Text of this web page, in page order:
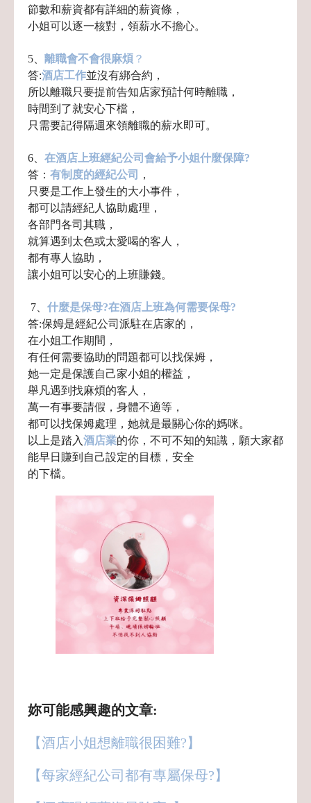
節數和薪資都有詳細的薪資條，
小姐可以逐一核對，領薪水不擔心。
5、 離職會不會很麻煩 ？
答:酒店工作並沒有綁合約，
所以離職只要提前告知店家預計何時離職，
時間到了就安心下檔，
只需要記得隔週來領離職的薪水即可。
6、 在酒店上班經紀公司會給予小姐什麼保障?
答： 有制度的經紀公司
，
只要是工作上發生的大小事件，
都可以請經紀人協助處理，
各部門各司其職，
就算遇到太色或太愛喝的客人，
都有專人協助，
讓小姐可以安心的上班賺錢。
7、 什麼是保母?在酒店上班為何需要保母?
答:保姆是經紀公司派駐在店家的，
在小姐工作期間，
有任何需要協助的問題都可以找保姆，
她一定是保護自己家小姐的權益，
舉凡遇到找麻煩的客人，
萬一有事要請假，身體不適等，
都可以找保姆處理，她就是最關心你的媽咪。
以上是踏入酒店業的你，不可不知的知識，願大家都
能早日賺到自己設定的目標，安全
的下檔。
妳可能感興趣的文章:
【酒店小姐想離職很困難?】
【每家經紀公司都有專屬保母?】